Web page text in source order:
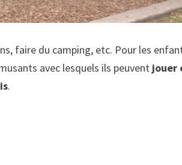
faire du camping, etc. Pour les
avec lesquels ils peuvent jouer
.